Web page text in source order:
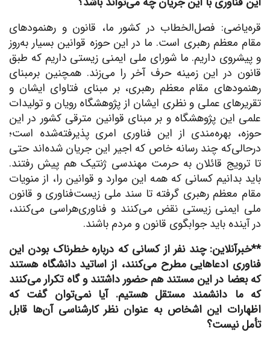
قره‌یاضی: فصل‌الخطاب در کشور ما، قانون و رهنمودهای
مقام معظم رهبری است. ما در این حوزه قوانین بسیار به‌روز
و پیشروی داریم. ما شورای ملی ایمنی زیستی داریم که طبق
قانون در این زمینه حرف آخر را می‌زند. همچنین برمبنای
رهنمودهای مقام معظم رهبری، بر مبنای فتاوای ایشان و
تقریرهای عملی و نظری ایشان از پژوهشگاه رویان و تولیدات
علمی این پژوهشگاه و بر مبنای قوانین مترقی کشور در این
حوزه، بهره‌مندی از این فناوری امری پذیرفته‌شده است؛
درحالی‌که چند رسانه خاص که اجیر این جریان شده‌اند حتی
تا ترویج قائلان به حرمت مهندسی ژنتیک هم پیش رفتند.
باید بدانیم کسانی که همه این موارد و قوانین را، از منویات
مقام معظم رهبری گرفته تا سند ملی زیست‌فناوری و قانون
ملی ایمنی زیستی نقض می‌کنند و فناوری‌هراسی می‌کنند،
در آینده باید جوابگوی قانون و مردم باشند.
**خبرآنلاین: چند نفر از کسانی که درباره خطرناک بودن این
فناوری ادعاهایی مطرح می‌کنند، از اساتید دانشگاه هستند
که بعضا در این مستند هم حضور داشتند و گاه تکرار می‌کنند
که ما دانشمند مستقل هستیم. آیا نمی‌توان گفت که
اظهارات این اشخاص به عنوان نظر کارشناسی آن‌ها قابل
تأمل نیست؟